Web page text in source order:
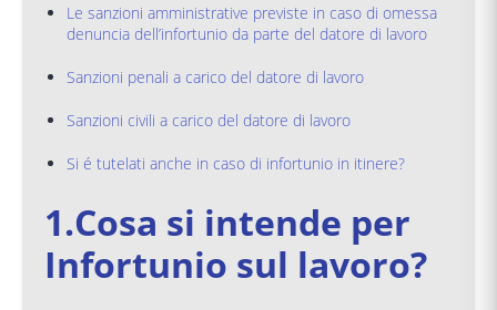
Le sanzioni amministrative previste in caso di omessa
denuncia dell’infortunio da parte del datore di lavoro
Sanzioni penali a carico del datore di lavoro
Sanzioni civili a carico del datore di lavoro
Si é tutelati anche in caso di infortunio in itinere?
1.Cosa si intende per
Infortunio sul lavoro?